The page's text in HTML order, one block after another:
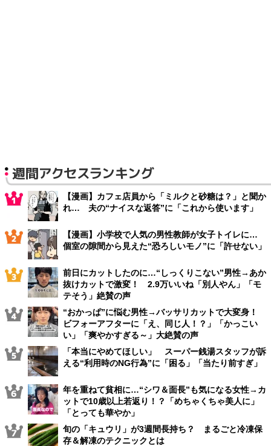
週間アクセスランキング
【漫画】カフェ店員から「ミルクと砂糖は？」と聞か
れ… 夫の“ナイスな返答”に「これから使います」
【漫画】小学校で人気の男性教師が女子トイレに…
個室の隙間から見えた“恐ろしいモノ”に「許せない」
前日にカットしたのに…“しっくりこない”男性→あか
抜けカットで激変！ 2.9万いいね「別人やん」「モ
テそう」絶賛の声
“おかっぱ”に悩む男性→バッサリカットで大変身！
ビフォーアフターに「え、同じ人！？」「かっこい
い」「爽やかすぎる～」大絶賛の声
「本当にやめてほしい」 スーパー銭湯スタッフが訴
える“利用時のNG行為”に「困る」「当たり前すぎ」
年を重ねて貧相に…“シワ＆面長”も気になる女性→カ
ットで10歳以上若返り！？「めちゃくちゃ美人に」
「とっても華やか」
旬の「キュウリ」が3週間長持ち？ まるごと冷凍保
存＆解凍のテクニックとは